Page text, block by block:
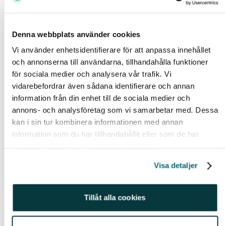
Denna webbplats använder cookies
Vi använder enhetsidentifierare för att anpassa innehållet
och annonserna till användarna, tillhandahålla funktioner
för sociala medier och analysera vår trafik. Vi
vidarebefordrar även sådana identifierare och annan
information från din enhet till de sociala medier och
annons- och analysföretag som vi samarbetar med. Dessa
kan i sin tur kombinera informationen med annan
information som du har tillhandahållit eller som de har
Visa detaljer
Tillåt alla cookies
Aktierna som nettoköpts mest
SBB B
Volvo B
Swedbank A
SSAB B
Tesla
NIBE
Alibaba